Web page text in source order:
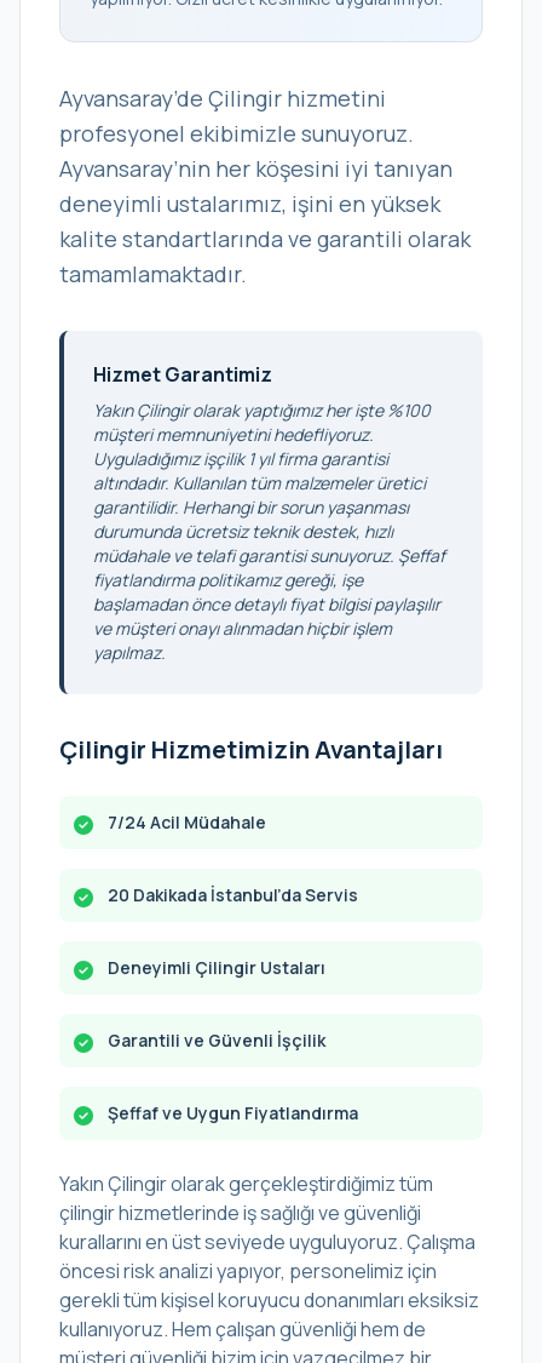
Ayvansaray’de Çilingir hizmetini
profesyonel ekibimizle sunuyoruz.
Ayvansaray’nin her köşesini iyi tanıyan
deneyimli ustalarımız, işini en yüksek
kalite standartlarında ve garantili olarak
tamamlamaktadır.
Hizmet Garantimiz
Yakın Çilingir olarak yaptığımız her işte %100
müşteri memnuniyetini hedefliyoruz.
Uyguladığımız işçilik 1 yıl firma garantisi
altındadır. Kullanılan tüm malzemeler üretici
garantilidir. Herhangi bir sorun yaşanması
durumunda ücretsiz teknik destek, hızlı
müdahale ve telafi garantisi sunuyoruz. Şeffaf
fiyatlandırma politikamız gereği, işe
başlamadan önce detaylı fiyat bilgisi paylaşılır
ve müşteri onayı alınmadan hiçbir işlem
yapılmaz.
Çilingir Hizmetimizin Avantajları
7/24 Acil Müdahale
20 Dakikada İstanbul’da Servis
Deneyimli Çilingir Ustaları
Garantili ve Güvenli İşçilik
Şeffaf ve Uygun Fiyatlandırma
Yakın Çilingir olarak gerçekleştirdiğimiz tüm
çilingir hizmetlerinde iş sağlığı ve güvenliği
kurallarını en üst seviyede uyguluyoruz. Çalışma
öncesi risk analizi yapıyor, personelimiz için
gerekli tüm kişisel koruyucu donanımları eksiksiz
kullanıyoruz. Hem çalışan güvenliği hem de